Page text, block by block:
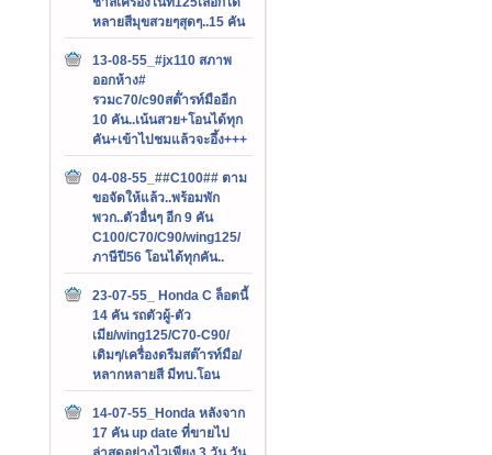
หลายสีมุขสวยๆสุดๆ..15 คัน
13-08-55_#jx110 สภาพ
ออกห้าง#
รวมc70/c90สต๊่ารท์มืออีก
10 คัน..เน้นสวย+โอนได้ทุก
คัน+เข้าไปชมแล้วจะอึ้ง+++
04-08-55_##C100## ตาม
ขอจัดให้แล้ว..พร้อมพัก
พวก..ตัวอื่นๆ อีก 9 คัน
C100/C70/C90/wing125/
ภาษีปี56 โอนได้ทุกคัน..
23-07-55_ Honda C ล็อตนี้
14 คัน รถตัวผู้-ตัว
เมีย/wing125/C70-C90/
เดิมๆ/เครื่องดรีมสต๊ารท์มือ/
หลากหลายสี มีทบ.โอน
14-07-55_Honda หลังจาก
17 คัน up date ที่ขายไป